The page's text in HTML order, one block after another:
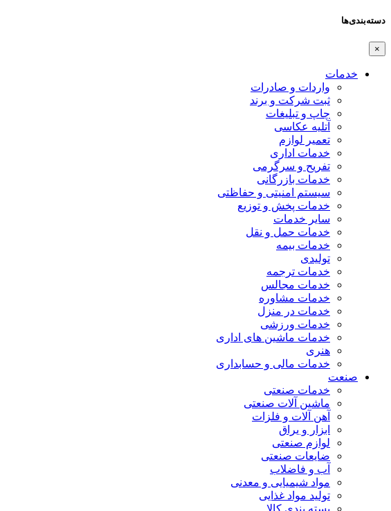
دسته‌بندی‌ها
×
خدمات
واردات و صادرات
ثبت شرکت و برند
چاپ و تبلیغات
آتلیه عکاسی
تعمیر لوازم
خدمات اداری
تفریح و سرگرمی
خدمات بازرگانی
سیستم امنیتی و حفاظتی
خدمات پخش و توزیع
سایر خدمات
خدمات حمل و نقل
خدمات بیمه
تولیدی
خدمات ترجمه
خدمات مجالس
خدمات مشاوره
خدمات در منزل
خدمات ورزشی
خدمات ماشین های اداری
هنری
خدمات مالی و حسابداری
صنعت
خدمات صنعتی
ماشین آلات صنعتی
آهن آلات و فلزات
ابزار و یراق
لوازم صنعتی
ضایعات صنعتی
آب و فاضلاب
مواد شیمیایی و معدنی
تولید مواد غذایی